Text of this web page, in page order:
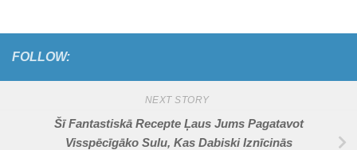
FOLLOW:
NEXT STORY
Šī Fantastiskā Recepte Ļaus Jums Pagatavot
Visspēcīgāko Sulu, Kas Dabiski Iznīcinās